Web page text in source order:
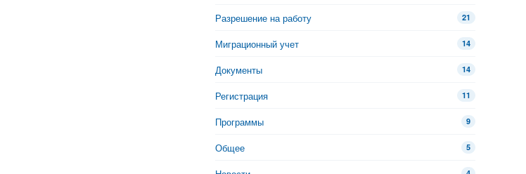
Разрешение на работу 21
Миграционный учет 14
Документы 14
Регистрация 11
Программы 9
Общее 5